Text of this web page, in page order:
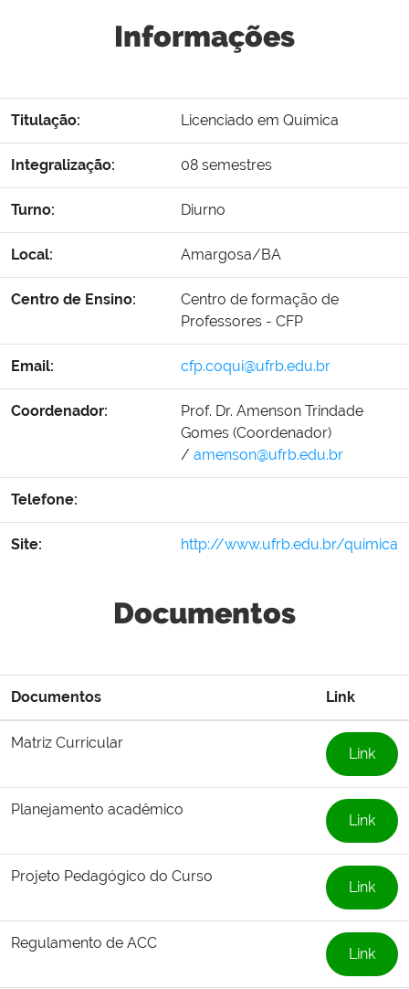
Informações
Titulação: Licenciado em Química
Integralização: 08 semestres
Turno: Diurno
Local: Amargosa/BA
Centro de Ensino:
Centro de formação de
Professores - CFP
Email: cfp.coqui@ufrb.edu.br
Coordenador:
Prof. Dr. Amenson Trindade
Gomes (Coordenador)
/ amenson@ufrb.edu.br
Telefone:
Site: http://www.ufrb.edu.br/quimica
Documentos
Documentos Link
Matriz Curricular
Link
Planejamento acadêmico
Link
Projeto Pedagógico do Curso
Link
Regulamento de ACC
Link